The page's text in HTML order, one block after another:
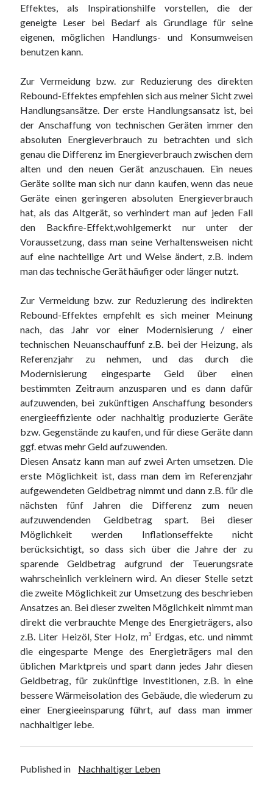
Effektes, als Inspirationshilfe vorstellen, die der
geneigte Leser bei Bedarf als Grundlage für seine
eigenen, möglichen Handlungs- und Konsumweisen
benutzen kann.
Zur Vermeidung bzw. zur Reduzierung des direkten
Rebound-Effektes empfehlen sich aus meiner Sicht zwei
Handlungsansätze. Der erste Handlungsansatz ist, bei
der Anschaffung von technischen Geräten immer den
absoluten Energieverbrauch zu betrachten und sich
genau die Differenz im Energieverbrauch zwischen dem
alten und den neuen Gerät anzuschauen. Ein neues
Geräte sollte man sich nur dann kaufen, wenn das neue
Geräte einen geringeren absoluten Energieverbrauch
hat, als das Altgerät, so verhindert man auf jeden Fall
den Backfire-Effekt,wohlgemerkt nur unter der
Voraussetzung, dass man seine Verhaltensweisen nicht
auf eine nachteilige Art und Weise ändert, z.B. indem
man das technische Gerät häufiger oder länger nutzt.
Zur Vermeidung bzw. zur Reduzierung des indirekten
Rebound-Effektes empfehlt es sich meiner Meinung
nach, das Jahr vor einer Modernisierung / einer
technischen Neuanschauffunf z.B. bei der Heizung, als
Referenzjahr zu nehmen, und das durch die
Modernisierung eingesparte Geld über einen
bestimmten Zeitraum anzusparen und es dann dafür
aufzuwenden, bei zukünftigen Anschaffung besonders
energieeffiziente oder nachhaltig produzierte Geräte
bzw. Gegenstände zu kaufen, und für diese Geräte dann
ggf. etwas mehr Geld aufzuwenden.
Diesen Ansatz kann man auf zwei Arten umsetzen. Die
erste Möglichkeit ist, dass man dem im Referenzjahr
aufgewendeten Geldbetrag nimmt und dann z.B. für die
nächsten fünf Jahren die Differenz zum neuen
aufzuwendenden Geldbetrag spart. Bei dieser
Möglichkeit werden Inflationseffekte nicht
berücksichtigt, so dass sich über die Jahre der zu
sparende Geldbetrag aufgrund der Teuerungsrate
wahrscheinlich verkleinern wird. An dieser Stelle setzt
die zweite Möglichkeit zur Umsetzung des beschrieben
Ansatzes an. Bei dieser zweiten Möglichkeit nimmt man
direkt die verbrauchte Menge des Energieträgers, also
z.B. Liter Heizöl, Ster Holz, m³ Erdgas, etc. und nimmt
die eingesparte Menge des Energieträgers mal den
üblichen Marktpreis und spart dann jedes Jahr diesen
Geldbetrag, für zukünftige Investitionen, z.B. in eine
bessere Wärmeisolation des Gebäude, die wiederum zu
einer Energieeinsparung führt, auf dass man immer
nachhaltiger lebe.
Published in Nachhaltiger Leben